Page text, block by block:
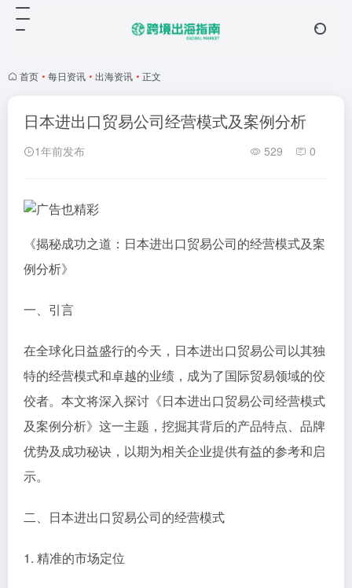
首页 • 每日资讯 • 出海资讯 • 正文
日本进出口贸易公司经营模式及案例分析
1年前发布 529 0
《揭秘成功之道：日本进出口贸易公司的经营模式及案
例分析》
一、引言
在全球化日益盛行的今天，日本进出口贸易公司以其独
特的经营模式和卓越的业绩，成为了国际贸易领域的佼
佼者。本文将深入探讨《日本进出口贸易公司经营模式
及案例分析》这一主题，挖掘其背后的产品特点、品牌
优势及成功秘诀，以期为相关企业提供有益的参考和启
示。
二、日本进出口贸易公司的经营模式
1. 精准的市场定位